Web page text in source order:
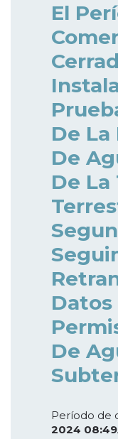
El
De La
De
De
Datos
De
Período de
2024